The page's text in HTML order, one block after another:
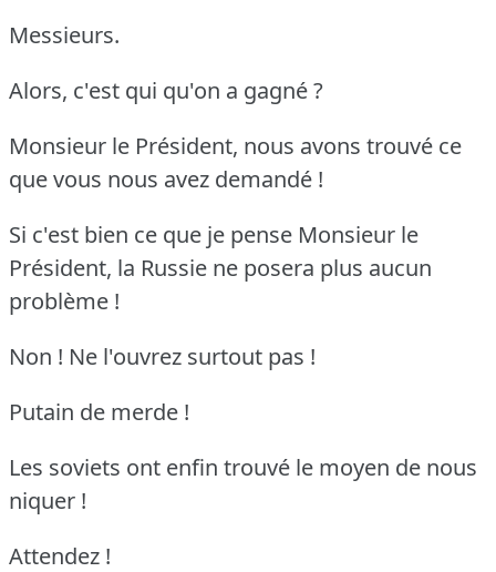
Messieurs.
Alors, c'est qui qu'on a gagné ?
Monsieur le Président, nous avons trouvé ce
que vous nous avez demandé !
Si c'est bien ce que je pense Monsieur le
Président, la Russie ne posera plus aucun
problème !
Non ! Ne l'ouvrez surtout pas !
Putain de merde !
Les soviets ont enfin trouvé le moyen de nous
niquer !
Attendez !